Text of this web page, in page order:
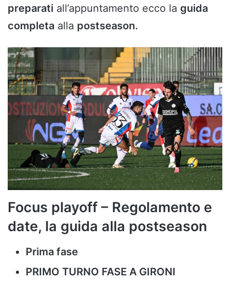
preparati all’appuntamento ecco la guida
completa alla postseason.
Focus playoff – Regolamento e
date, la guida alla postseason
Prima fase
PRIMO TURNO FASE A GIRONI